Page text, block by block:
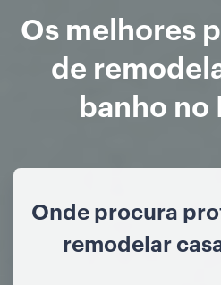
Os melhores
de
banho
Onde procura
remodelar